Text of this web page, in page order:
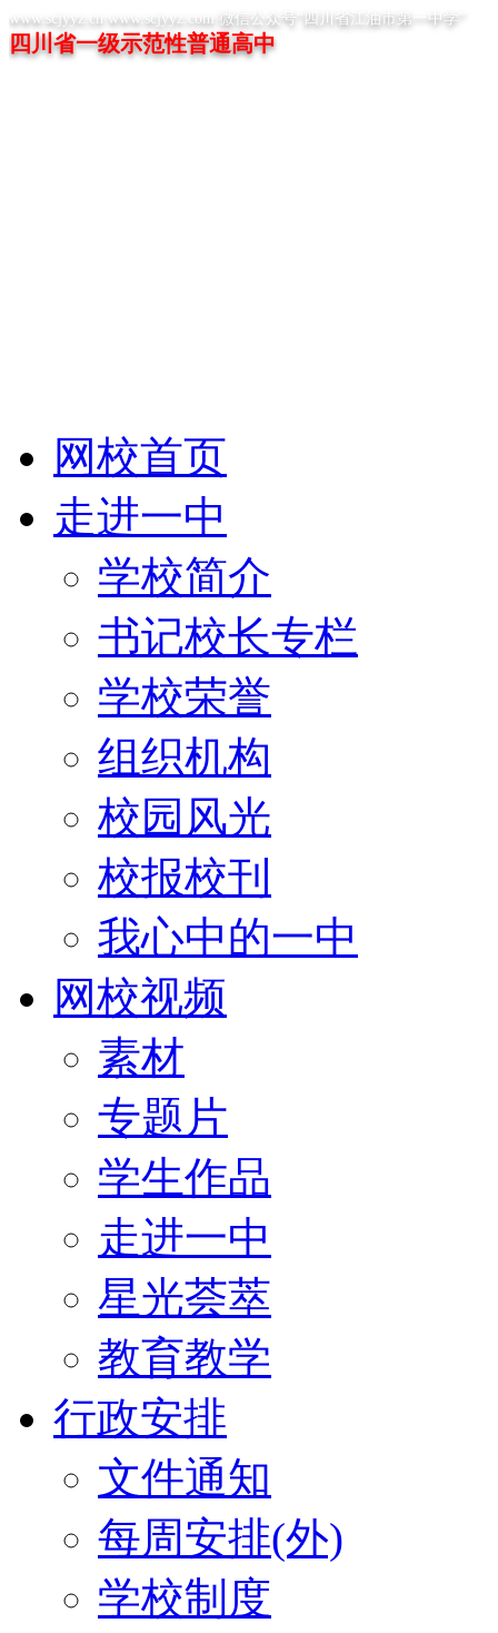
www.scjyyz.cn www.scjyyz.com 微信公众号“四川省江油市第一中学”
四川省一级示范性普通高中
网校首页
走进一中
学校简介
书记校长专栏
学校荣誉
组织机构
校园风光
校报校刊
我心中的一中
网校视频
素材
专题片
学生作品
走进一中
星光荟萃
教育教学
行政安排
文件通知
每周安排(外)
学校制度